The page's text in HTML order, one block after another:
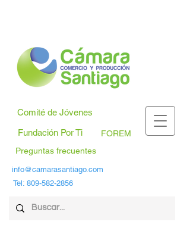
Tel: 809-582-2856
info@camarasantiago.com
FOREM
Comité de Jóvenes
Fundación Por Ti
Preguntas frecuentes